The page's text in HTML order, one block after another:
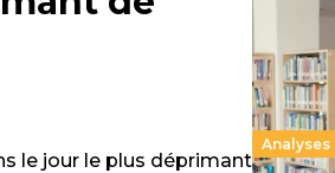
le jour le plus déprimant